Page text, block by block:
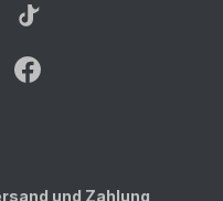
und Zahlung